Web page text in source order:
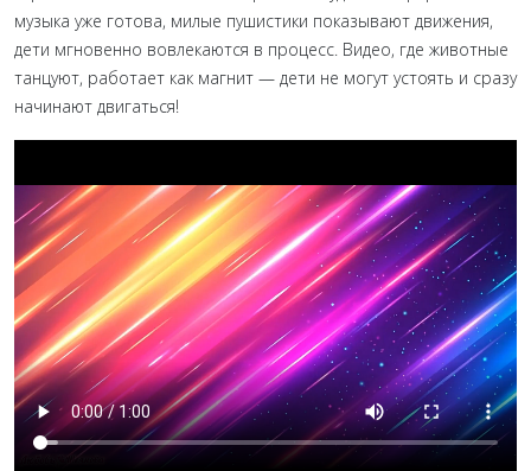
музыка уже готова, милые пушистики показывают движения,
дети мгновенно вовлекаются в процесс. Видео, где животные
танцуют, работает как магнит — дети не могут устоять и сразу
начинают двигаться!